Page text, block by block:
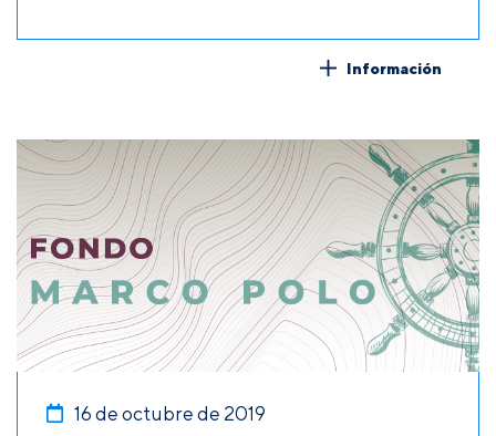
Información
16 de octubre de 2019